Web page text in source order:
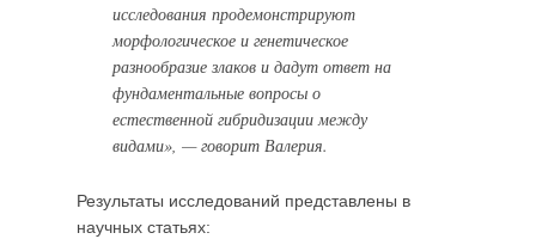
исследования продемонстрируют
морфологическое и генетическое
разнообразие злаков и дадут ответ на
фундаментальные вопросы о
естественной гибридизации между
видами», — говорит Валерия.
Результаты исследований представлены в
научных статьях: